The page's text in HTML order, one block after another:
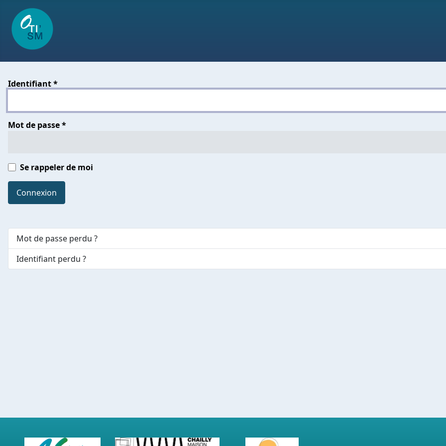
Identifiant*
Mot de passe*
Se rappeler de moi
Connexion
Mot de passe perdu ?
Identifiant perdu ?